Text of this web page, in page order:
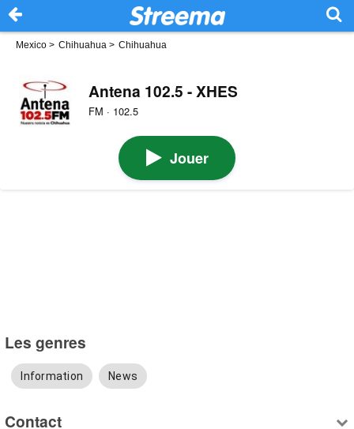
Mexico > Chihuahua > Chihuahua
Antena 102.5 - XHES
FM · 102.5
Jouer
Les genres
Information News
Contact